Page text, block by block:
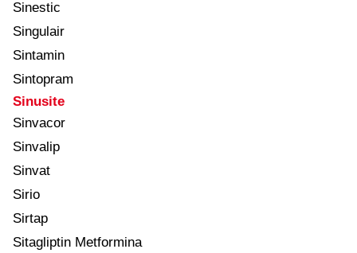
Sinestic
Singulair
Sintamin
Sintopram
Sinusite
Sinvacor
Sinvalip
Sinvat
Sirio
Sirtap
Sitagliptin Metformina